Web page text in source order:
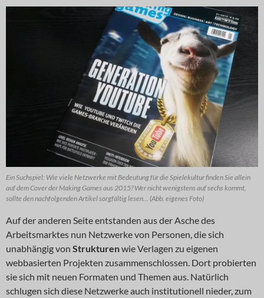
Ein Suchspiel: Wie viele Netzwerke mit Bedeutung für die Spielekultur finden Sie allein
auf dem Cover der Making Games aus 2015? Wer nicht wenigstens auf sechs kommt,
sollte den nachfolgenden Artikel sorgfältig lesen… (Abb. eigenes Foto)
Auf der anderen Seite entstanden aus der Asche des
Arbeitsmarktes nun Netzwerke von Personen, die sich
unabhängig von Strukturenwie Verlagen zu eigenen
webbasierten Projekten zusammenschlossen. Dort probierten
sie sich mit neuen Formaten und Themen aus. Natürlich
schlugen sich diese Netzwerke auch institutionell nieder, zum